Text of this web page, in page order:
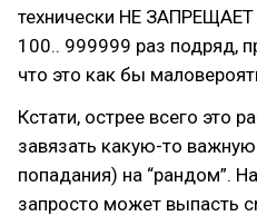
технически НЕ ЗАПРЕЩАЕТ
100.. 999999 раз подряд,
что это как бы
Кстати, острее всего это
завязать какую-то
попадания) на “рандом”.
запросто может выпасть